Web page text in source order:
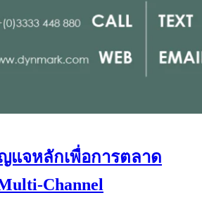
แจหลักเพื่อการตลาด
Channel